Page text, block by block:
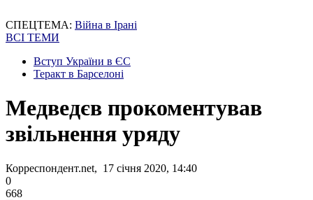
СПЕЦТЕМА: Війна в Ірані
ВСІ ТЕМИ
Вступ України в ЄС
Теракт в Барселоні
Медведєв прокоментував
звільнення уряду
Корреспондент.net, 17 січня 2020, 14:40
0
668